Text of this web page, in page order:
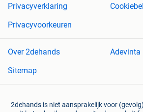
Privacyverklaring
Privacyvoorkeuren
Over 2dehands
Adevinta
Sitemap
2dehands is niet aansprakelijk voor